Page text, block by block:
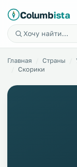
Columbista
Главная Страны
Скорики